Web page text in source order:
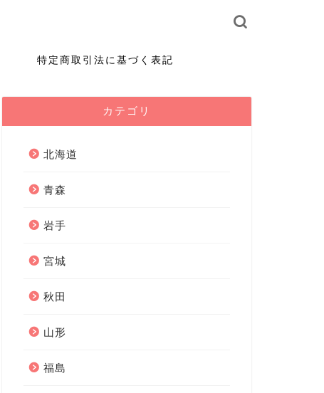
特定商取引法に基づく表記
カテゴリ
北海道
青森
岩手
宮城
秋田
山形
福島